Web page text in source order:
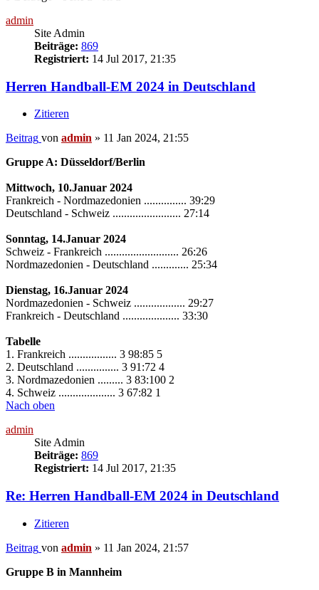
admin
Site Admin
Beiträge: 869
Registriert: 14 Jul 2017, 21:35
Herren Handball-EM 2024 in Deutschland
Zitieren
Beitrag von admin » 11 Jan 2024, 21:55
Gruppe A: Düsseldorf/Berlin
Mittwoch, 10.Januar 2024
Frankreich - Nordmazedonien ............... 39:29
Deutschland - Schweiz ........................ 27:14
Sonntag, 14.Januar 2024
Schweiz - Frankreich .......................... 26:26
Nordmazedonien - Deutschland ............. 25:34
Dienstag, 16.Januar 2024
Nordmazedonien - Schweiz .................. 29:27
Frankreich - Deutschland .................... 33:30
Tabelle
1. Frankreich ................. 3 98:85 5
2. Deutschland ............... 3 91:72 4
3. Nordmazedonien ......... 3 83:100 2
4. Schweiz .................... 3 67:82 1
Nach oben
admin
Site Admin
Beiträge: 869
Registriert: 14 Jul 2017, 21:35
Re: Herren Handball-EM 2024 in Deutschland
Zitieren
Beitrag von admin » 11 Jan 2024, 21:57
Gruppe B in Mannheim